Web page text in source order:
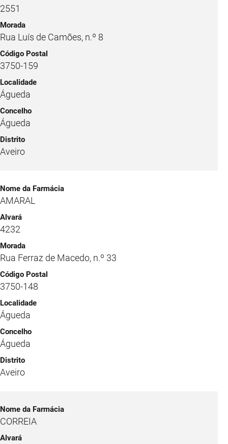
2551
Rua Luís de Camões, n.º 8
3750-159
Águeda
Águeda
Aveiro
AMARAL
4232
Rua Ferraz de Macedo, n.º 33
3750-148
Águeda
Águeda
Aveiro
CORREIA